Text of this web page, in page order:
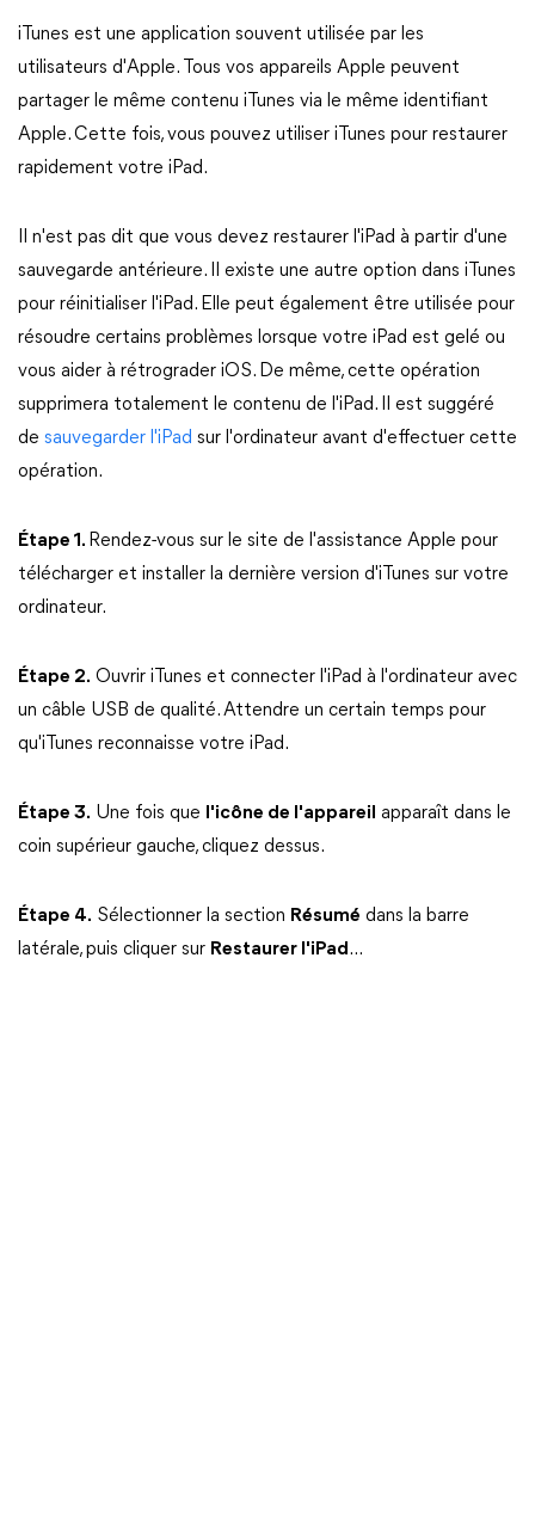
iTunes est une application souvent utilisée par les
utilisateurs d'Apple. Tous vos appareils Apple peuvent
partager le même contenu iTunes via le même identifiant
Apple. Cette fois, vous pouvez utiliser iTunes pour restaurer
rapidement votre iPad.
Il n'est pas dit que vous devez restaurer l'iPad à partir d'une
sauvegarde antérieure. Il existe une autre option dans iTunes
pour réinitialiser l'iPad. Elle peut également être utilisée pour
résoudre certains problèmes lorsque votre iPad est gelé ou
vous aider à rétrograder iOS. De même, cette opération
supprimera totalement le contenu de l'iPad. Il est suggéré
de sauvegarder l'iPad sur l'ordinateur avant d'effectuer cette
opération.
Étape 1. Rendez-vous sur le site de l'assistance Apple pour
télécharger et installer la dernière version d'iTunes sur votre
ordinateur.
Étape 2. Ouvrir iTunes et connecter l'iPad à l'ordinateur avec
un câble USB de qualité. Attendre un certain temps pour
qu'iTunes reconnaisse votre iPad.
Étape 3. Une fois que l'icône de l'appareil apparaît dans le
coin supérieur gauche, cliquez dessus.
Étape 4. Sélectionner la section Résumé dans la barre
latérale, puis cliquer sur Restaurer l'iPad...